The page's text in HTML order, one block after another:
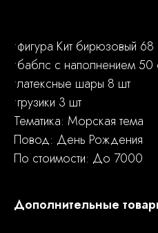
•фигура Кит бирюзовый
•баблс с наполнением 50
•латексные шары 8 шт
•грузики 3 шт
Тематика: Морская тема
Повод: День Рождения
По стоимости: До 7000
Дополнительные